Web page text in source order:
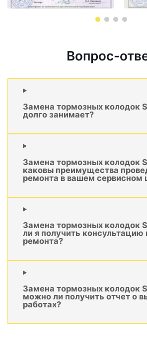
Вопрос-
Замена тормозных колодок
долго занимает?
Замена тормозных колодок
каковы преимущества
ремонта в вашем сервисном
Замена тормозных колодок
ли я получить консультацию
ремонта?
Замена тормозных колодок
можно ли получить отчет о
работах?